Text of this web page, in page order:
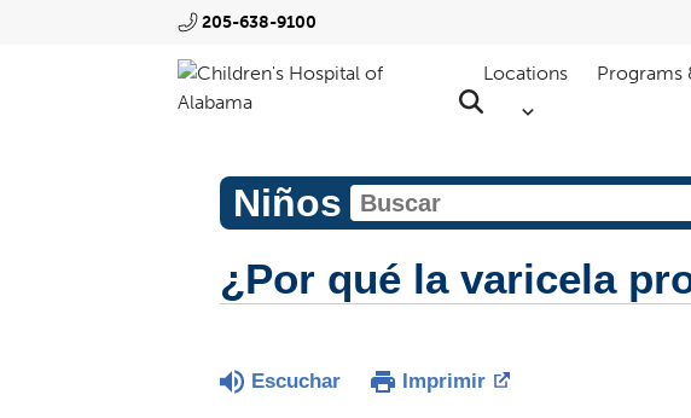
205-638-9100
Locations Programs
Niños
¿Por qué la varicela
Escuchar Imprimir